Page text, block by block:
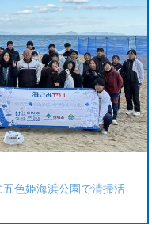
色姫海浜公園で清掃活